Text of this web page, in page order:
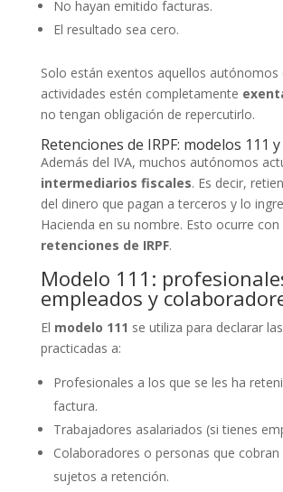
No hayan emitido facturas.
El resultado sea cero.
Solo están exentos aquellos autónomos
actividades estén completamente
no tengan obligación de repercutirlo.
Retenciones de IRPF: modelos 111
Además del IVA, muchos autónomos
intermediarios fiscales. Es decir,
del dinero que pagan a terceros y lo
Hacienda en su nombre. Esto ocurre con
retenciones de IRPF.
Modelo 111:
empleados y
El modelo 111 se utiliza para declarar
practicadas a:
Profesionales a los que se les ha
factura.
Trabajadores asalariados (si tienes
Colaboradores o personas que
sujetos a retención.